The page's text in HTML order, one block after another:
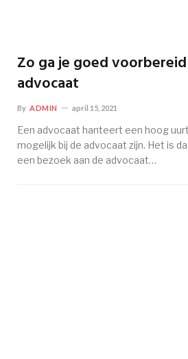
Zo ga je goed
advocaat
By ADMIN april 15, 2021
Een advocaat hanteert een hoog
mogelijk bij de advocaat zijn. Het is
een bezoek aan de advocaat…